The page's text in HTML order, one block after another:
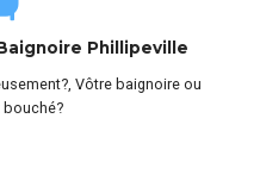
Phillipeville
Vôtre baignoire ou